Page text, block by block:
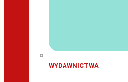
WYDAWNICTWA